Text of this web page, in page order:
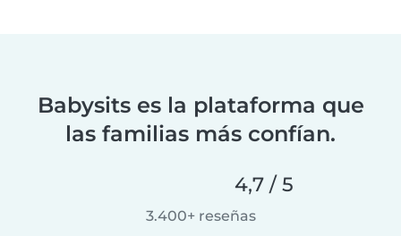
Babysits es la plataforma que
las familias más confían.
4,7 / 5
3.400+ reseñas